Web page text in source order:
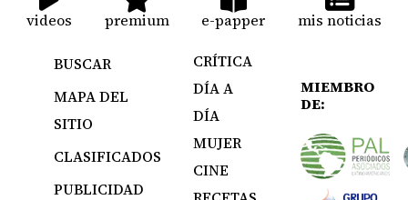
videos premium e-papper mis noticias
BUSCAR
MAPA DEL
SITIO
CLASIFICADOS
PUBLICIDAD
CRÍTICA
DÍA A
DÍA
MUJER
CINE
MIEMBRO
DE: